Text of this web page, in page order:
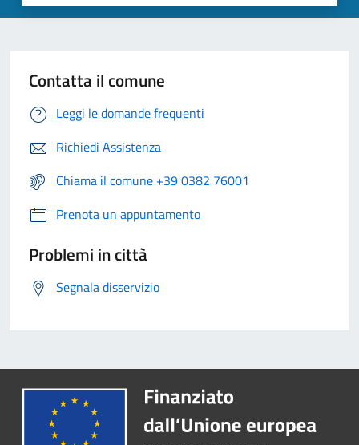
Contatta il comune
Leggi le domande frequenti
Richiedi Assistenza
Chiama il comune +39 0382 76001
Prenota un appuntamento
Problemi in città
Segnala disservizio